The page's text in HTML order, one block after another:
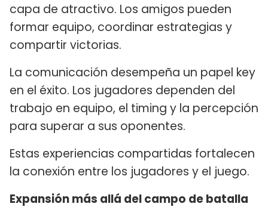
capa de atractivo. Los amigos pueden
formar equipo, coordinar estrategias y
compartir victorias.
La comunicación desempeña un papel key
en el éxito. Los jugadores dependen del
trabajo en equipo, el timing y la percepción
para superar a sus oponentes.
Estas experiencias compartidas fortalecen
la conexión entre los jugadores y el juego.
Expansión más allá del campo de batalla